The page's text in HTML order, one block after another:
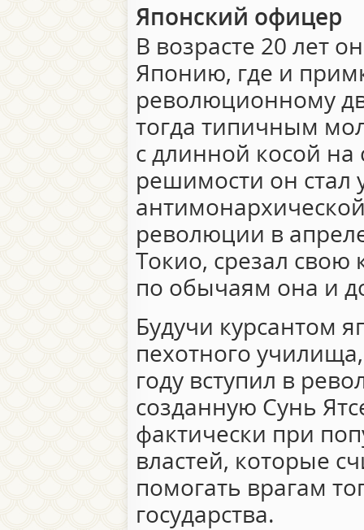
Японский офицер
В возрасте 20 лет
Японию, где и
революционному
тогда типичным
с длинной косой на
решимости он стал
революции в
Токио, срезал свою
по обычаям она и
Будучи курсантом
пехотного
году вступил в
созданную Сунь
фактически при
властей, которые
помогать врагам
государства.